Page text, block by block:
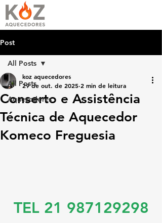
Post
All Posts
Aquecedores
All Posts
Conserto e Assistência
Técnica de Aquecedor
Komeco Freguesia
koz aquecedores
29 de out. de 2025 2 min de leitura
TEL 21 987129298